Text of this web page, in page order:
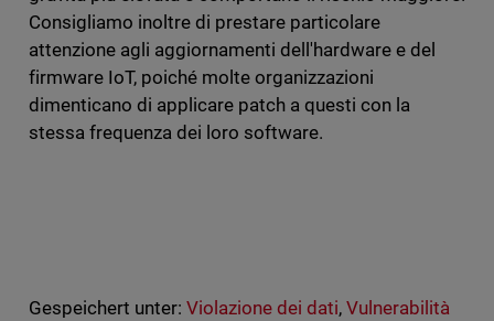
Consigliamo inoltre di prestare particolare
attenzione agli aggiornamenti dell'hardware e del
firmware IoT, poiché molte organizzazioni
dimenticano di applicare patch a questi con la
stessa frequenza dei loro software.
Gespeichert unter: Violazione dei dati,Vulnerabilità